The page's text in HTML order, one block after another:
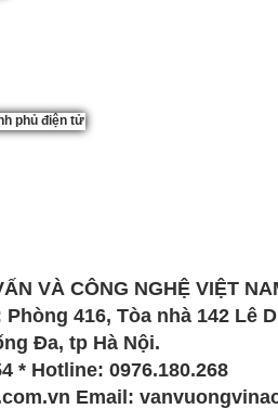
VÀ CÔNG NGHỆ VIỆT
416, Tòa nhà 142 Lê
Đa, tp Hà Nội.
* Hotline: 0976.180.268
Email: